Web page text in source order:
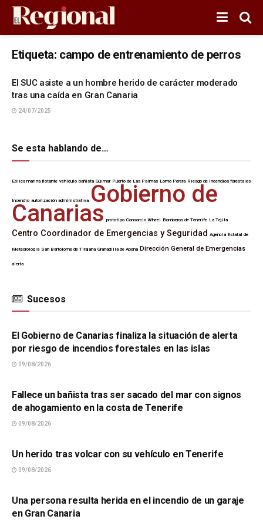
Etiqueta: campo de entrenamiento de perros
El SUC asiste a un hombre herido de carácter moderado
tras una caída en Gran Canaria
24/07/2025
Se esta hablando de…
Eólica marina flotante vehículo bañista Güímar Puerto de Las Palmas Lomo Perera Riesgo de incendios forestales
Incendio autorización administrativa Gobierno de
Canarias prototipo Consorcio Wheel Bomberos de Tenerife La Tejita
Centro Coordinador de Emergencias y Seguridad Agencia Estatal de
Meteorología San Bartolomé de Tirajana Granadilla de Abona Dirección General de Emergencias
alerta
Sucesos
SUCESOS
El Gobierno de Canarias finaliza la situación de alerta
por riesgo de incendios forestales en las islas
09/08/2026
Fallece un bañista tras ser sacado del mar con signos
de ahogamiento en la costa de Tenerife
09/08/2026
Un herido tras volcar con su vehículo en Tenerife
09/08/2026
Una persona resulta herida en el incendio de un garaje
en Gran Canaria